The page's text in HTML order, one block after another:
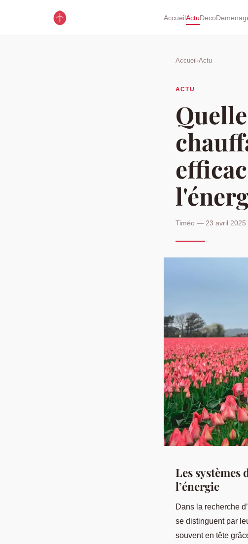
AccueilActuDeco
Accueil ›Actu
ACTU
Timéo — 23 avril
Les systèmes
l’énergie
Dans la recherche
se distinguent par
souvent en tête